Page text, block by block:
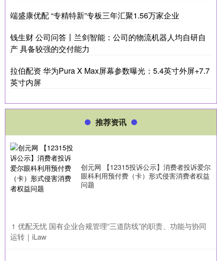
端盛康优配 “专精特新”专板三年汇聚1.56万家企业
钱生财 公司问答丨兰剑智能：公司的物流机器人均自研自
产 具备较强的交付能力
拉伯配资 华为Pura X Max屏幕参数曝光：5.4英寸外屏+7.7
英寸内屏
推荐资讯
创元网 【12315投诉公示】消费者投诉爱尔
眼科利用预付费（卡）形式侵害消费者权益
问题
1 ​优配无忧 国有企业合规管理“三道防线”的职责、功能与协同
运转｜iLaw